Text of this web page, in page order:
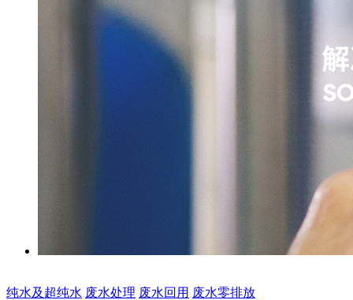
纯水及超纯水 废水处理 废水回用 废水零排放